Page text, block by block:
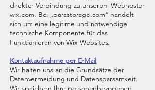
direkter Verbindung zu unserem Webhoster
wix.com. Bei „parastorage.com“ handelt
sich um eine legitime und notwendige
technische Komponente für das
Funktionieren von Wix-Websites.
Kontaktaufnahme per E-Mail
Wir halten uns an die Grundsätze der
Datenvermeidung und Datensparsamkeit.
Wir speichern Ihre personenbezogenen